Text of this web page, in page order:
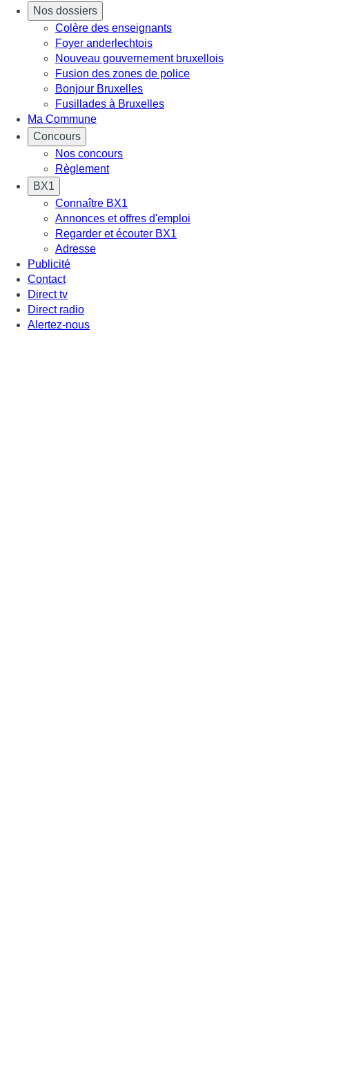
Nos dossiers
Colère des enseignants
Foyer anderlechtois
Nouveau gouvernement bruxellois
Fusion des zones de police
Bonjour Bruxelles
Fusillades à Bruxelles
Ma Commune
Concours
Nos concours
Règlement
BX1
Connaître BX1
Annonces et offres d'emploi
Regarder et écouter BX1
Adresse
Publicité
Contact
Direct tv
Direct radio
Alertez-nous